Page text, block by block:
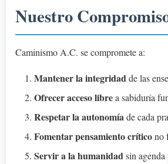
Nuestro
Caminismo A.C. se compromete a:
Mantener la integridadde las
Ofrecer acceso librea sabiduría
Respetar la autonomíade cada
Fomentar pensamiento críticono
Servir a la humanidadsin